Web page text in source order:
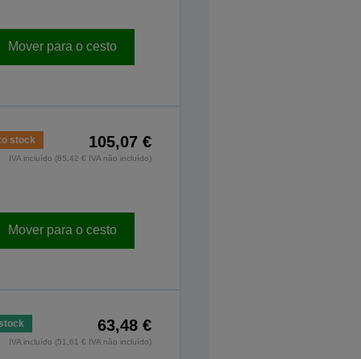
Mover para o cesto
stock 105,07 €
IVA incluído (85,42 € IVA não incluído)
Mover para o cesto
63,48 €
IVA incluído (51,61 € IVA não incluído)